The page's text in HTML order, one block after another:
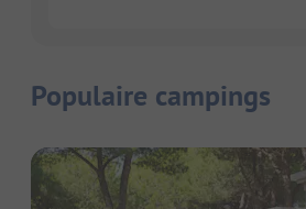
Populaire campings